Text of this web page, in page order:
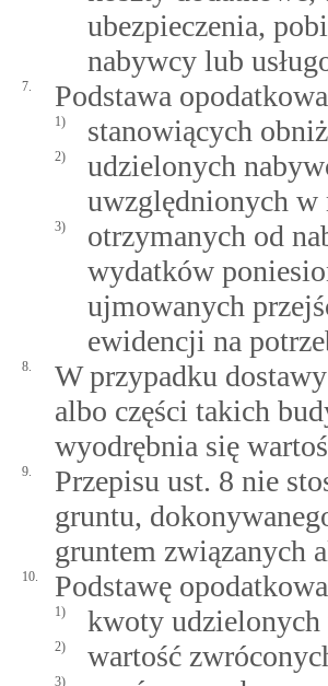
ubezpieczenia,
nabywcy lub
7. Podstawa
1) stanowiących
2)
udzielonych
uwzględnionych w
3)
otrzymanych od
wydatków
ujmowanych
ewidencji na
8.
W przypadku
albo części takich
wyodrębnia się
9.
Przepisu ust. 8 nie
gruntu,
gruntem związanych
10. Podstawę
1) kwoty udzielonych
2) wartość
3)